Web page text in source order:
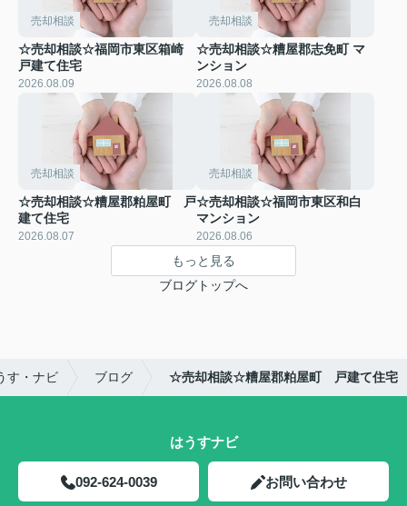
売却相談
☆売却相談☆福岡市東区箱崎
戸建て住宅
2026.08.09
売却相談
☆売却相談☆糟屋郡志免町 マ
ンション
2026.08.08
売却相談
☆売却相談☆糟屋郡粕屋町 戸
建て住宅
2026.08.07
売却相談
☆売却相談☆福岡市東区和白
マンション
2026.08.06
もっと見る
ブログトップへ
す・ナビ ブログ ☆売却相談☆糟屋郡粕屋町 戸建て住宅
はうすナビ
092-624-0039 お問い合わせ